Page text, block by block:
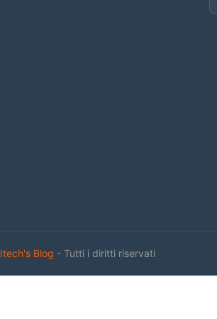
Itech's Blog - Tutti i diritti riservati